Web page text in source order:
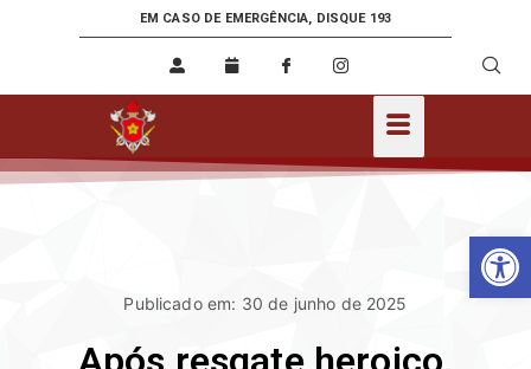
EM CASO DE EMERGÊNCIA, DISQUE 193
Publicado em: 30 de junho de 2025